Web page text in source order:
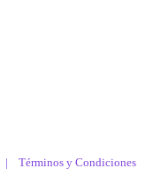
Términos y Condiciones